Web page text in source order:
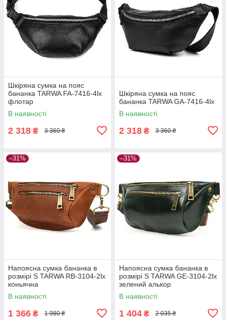
Шкіряна сумка на пояс
бананка TARWA FA-7416-4lx
флотар
В наявності
2 318 ₴ 3 360 ₴
Шкіряна сумка на пояс
бананка TARWA GA-7416-4lx
В наявності
2 318 ₴ 3 360 ₴
–31%
Напоясна сумка бананка в
розмірі S TARWA RB-3104-2lx
коньячна
В наявності
1 366 ₴ 1 980 ₴
–31%
Напоясна сумка бананка в
розмірі S TARWA GE-3104-2lx
зелений алькор
В наявності
1 404 ₴ 2 035 ₴